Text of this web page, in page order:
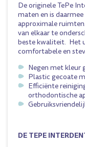
De originele TePe
maten en is
approximale
van elkaar te
beste kwaliteit. Het
comfortabele en
Negen met kleur
Plastic gecoate
Efficiënte
orthodontische
DE TEPE